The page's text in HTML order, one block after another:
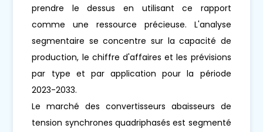
prendre le dessus en utilisant ce rapport
comme une ressource précieuse. L'analyse
segmentaire se concentre sur la capacité de
production, le chiffre d'affaires et les prévisions
par type et par application pour la période
2023-2033.
Le marché des convertisseurs abaisseurs de
tension synchrones quadriphasés est segmenté